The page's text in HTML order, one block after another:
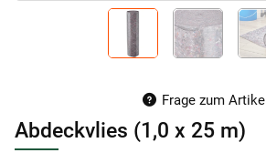
Frage zum Artikel
Abdeckvlies (1,0 x 25 m)